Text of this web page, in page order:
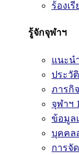
ร้องเ
รู้จักจุฬาฯ
แนะน
ประวั
ภารกิ
จุฬาฯ
ข้อมูล
บุคคล
การจั